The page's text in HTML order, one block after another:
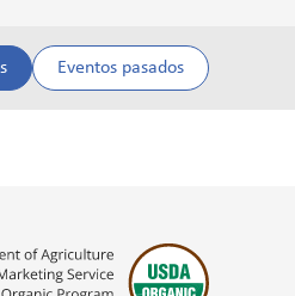
Eventos pasados